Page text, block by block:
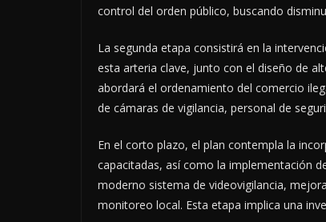
control del orden público, buscando
La segunda etapa consistirá en la
esta arteria clave, junto con el diseño de
abordará el ordenamiento del comercio
de cámaras de vigilancia, personal de
En el corto plazo, el plan contempla la
capacitadas, así como la implementación
moderno sistema de videovigilancia,
monitoreo local. Esta etapa implica una